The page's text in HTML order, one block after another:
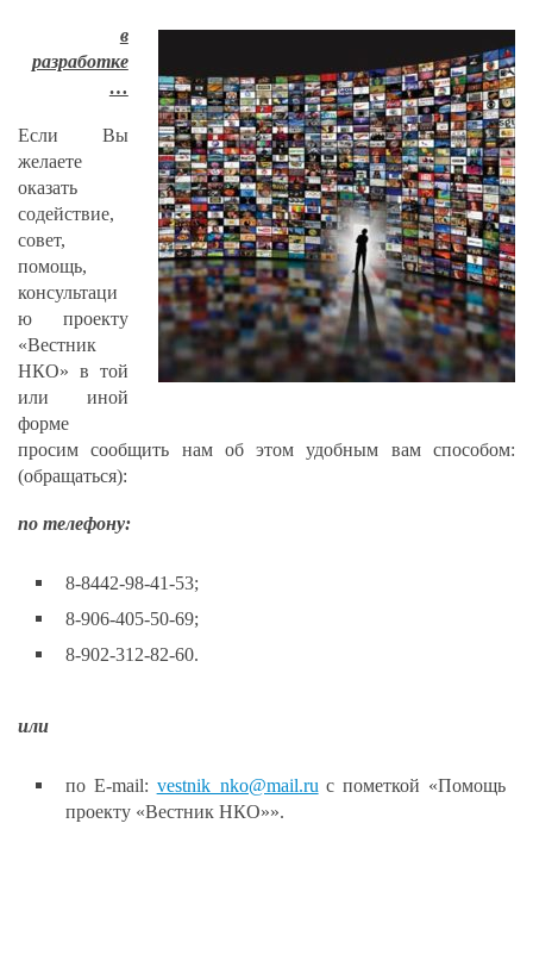
в
разработке
…
Если Вы
желаете
оказать
содействие,
совет,
помощь,
консультаци
ю проекту
«Вестник
НКО» в той
или иной
форме
просим сообщить нам об этом удобным вам способом:
(обращаться):
по телефону:
8-8442-98-41-53;
8-906-405-50-69;
8-902-312-82-60.
или
по E-mail: vestnik_nko@mail.ru с пометкой «Помощь
проекту «Вестник НКО»».